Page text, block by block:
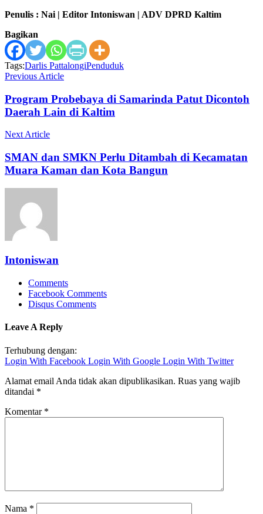
Penulis : Nai | Editor Intoniswan | ADV DPRD Kaltim
Bagikan
Tags:Darlis PattalongiPenduduk
Previous Article
Program Probebaya di Samarinda Patut Dicontoh
Daerah Lain di Kaltim
Next Article
SMAN dan SMKN Perlu Ditambah di Kecamatan
Muara Kaman dan Kota Bangun
Intoniswan
Comments
Facebook Comments
Disqus Comments
Leave A Reply
Terhubung dengan:
Login With Facebook Login With Google Login With Twitter
Alamat email Anda tidak akan dipublikasikan. Ruas yang wajib
ditandai *
Komentar *
Nama *